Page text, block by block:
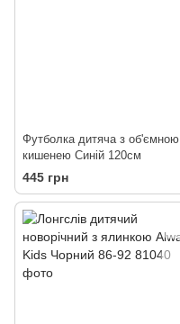
Футболка дитяча з об'ємною
кишенею Синій 120см
445 грн